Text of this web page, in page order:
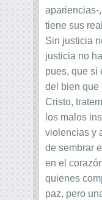
apariencias-
tiene sus
Sin justicia
justicia no
pues, que si
del bien que
Cristo,
los malos
violencias y
de sembrar
en el
quienes
paz, pero